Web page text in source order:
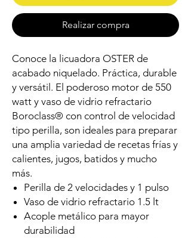
Realizar compra
Conoce la licuadora OSTER de
acabado niquelado. Práctica, durable
y versátil. El poderoso motor de 550
watt y vaso de vidrio refractario
Boroclass® con control de velocidad
tipo perilla, son ideales para preparar
una amplia variedad de recetas frías y
calientes, jugos, batidos y mucho
más.
Perilla de 2 velocidades y 1 pulso
Vaso de vidrio refractario 1.5 lt
Acople metálico para mayor
durabilidad